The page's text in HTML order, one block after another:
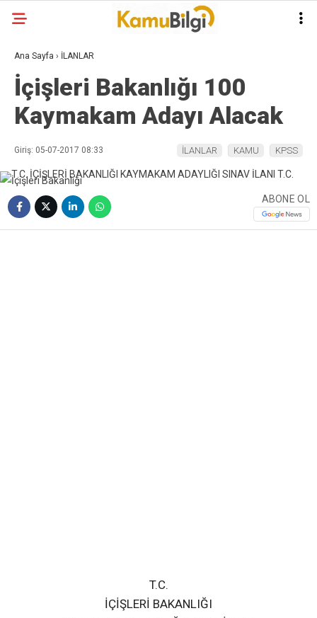
Ana Sayfa › İLANLAR
İçişleri Bakanlığı 100
Kaymakam Adayı Alacak
Giriş: 05-07-2017 08:33 İLANLAR KAMU KPSS
ABONE OL
T.C.
İÇİŞLERİ BAKANLIĞI